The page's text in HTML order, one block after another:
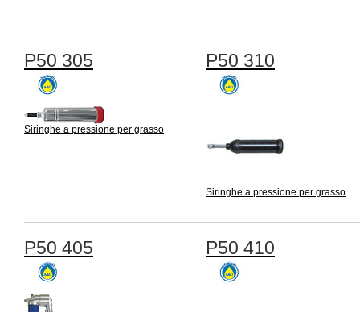
P50 305
Siringhe a pressione per grasso
P50 310
Siringhe a pressione per grasso
P50 405 P50 410